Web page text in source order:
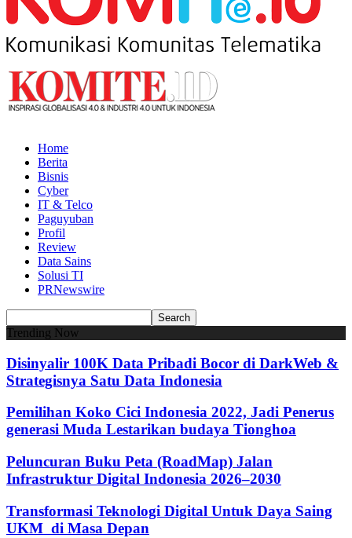
Home
Berita
Bisnis
Cyber
IT & Telco
Paguyuban
Profil
Review
Data Sains
Solusi TI
PRNewswire
Trending Now
Disinyalir 100K Data Pribadi Bocor di DarkWeb &
Strategisnya Satu Data Indonesia
Pemilihan Koko Cici Indonesia 2022, Jadi Penerus
generasi Muda Lestarikan budaya Tionghoa
Peluncuran Buku Peta (RoadMap) Jalan
Infrastruktur Digital Indonesia 2026–2030
Transformasi Teknologi Digital Untuk Daya Saing
UKM di Masa Depan